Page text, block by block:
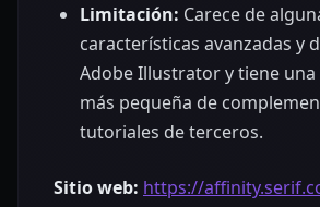
Limitación: Carece de
características avanzadas y
Adobe Illustrator y tiene
más pequeña de
tutoriales de terceros.
Sitio web: https://